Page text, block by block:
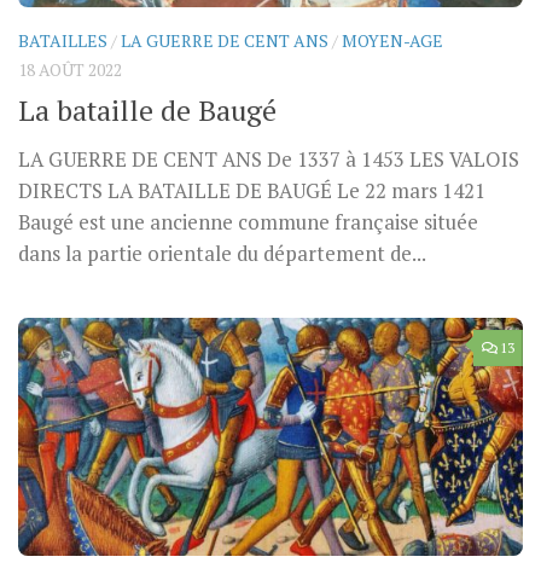
BATAILLES /LA GUERRE DE CENT ANS /MOYEN-AGE
18 AOÛT 2022
La bataille de Baugé
LA GUERRE DE CENT ANS De 1337 à 1453 LES VALOIS
DIRECTS LA BATAILLE DE BAUGÉ Le 22 mars 1421
Baugé est une ancienne commune française située
dans la partie orientale du département de...
13